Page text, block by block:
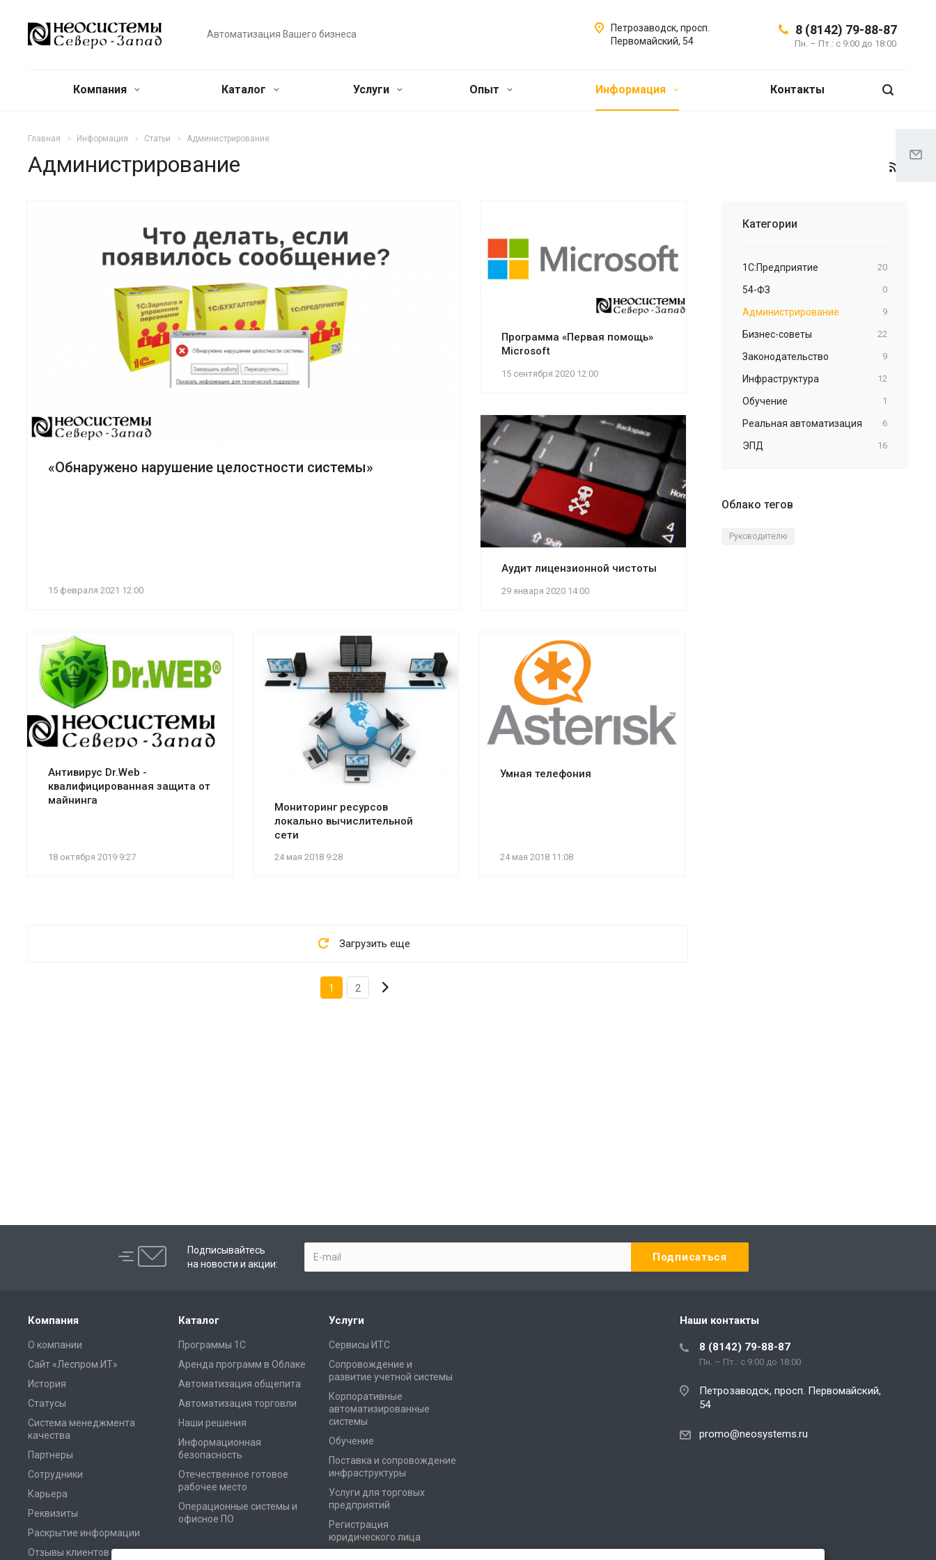
Автоматизация Вашего бизнеса 8 (8142) 79-88-87
Пн. – Пт.: с 9:00 до 18:00
Петрозаводск, просп.
Первомайский, 54
Компания Каталог Услуги Опыт Информация Контакты
Главная Информация Статьи Администрирование
Администрирование
«Обнаружено нарушение целостности системы»
15 февраля 2021 12:00
Программа «Первая помощь»
Microsoft
15 сентября 2020 12:00
Аудит лицензионной чистоты
29 января 2020 14:00
Антивирус Dr.Web -
квалифицированная защита от
майнинга
18 октября 2019 9:27
Мониторинг ресурсов
локально вычислительной
сети
24 мая 2018 9:28
Умная телефония
24 мая 2018 11:08
Загрузить еще
1 2
Категории
1С:Предприятие 20
54-ФЗ 0
Администрирование 9
Бизнес-советы 22
Законодательство 9
Инфраструктура 12
Обучение 1
Реальная автоматизация 6
ЭПД 16
Облако тегов
Руководителю
Подписывайтесь
на новости и акции:
Компания
О компании
Сайт «Леспром.ИТ»
История
Статусы
Система менеджмента
качества
Партнеры
Сотрудники
Карьера
Реквизиты
Раскрытие информации
Отзывы клиентов
Каталог
Программы 1С
Аренда программ в Облаке
Автоматизация общепита
Автоматизация торговли
Наши решения
Информационная
безопасность
Отечественное готовое
рабочее место
Операционные системы и
офисное ПО
Услуги
Сервисы ИТС
Сопровождение и
развитие учетной системы
Корпоративные
автоматизированные
системы
Обучение
Поставка и сопровождение
инфраструктуры
Услуги для торговых
предприятий
Регистрация
юридического лица
Наши контакты
8 (8142) 79-88-87
Пн. – Пт.: с 9:00 до 18:00
Петрозаводск, просп. Первомайский,
54
promo@neosystems.ru